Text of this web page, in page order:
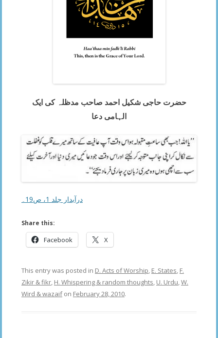
حضرت حاجی شکیل احمد صاحب مدظلہ کی ایک
الہامی دعا
درآبدار جلد 1، ص19۔
Share this:
Facebook X
This entry was posted in D. Acts of Worship, E. States, F.
Zikir & fikr, H. Whispering & random thoughts, U. Urdu,W.
Wird & wazaifon February 28, 2010.